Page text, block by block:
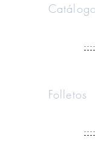
Catálogo
Folletos